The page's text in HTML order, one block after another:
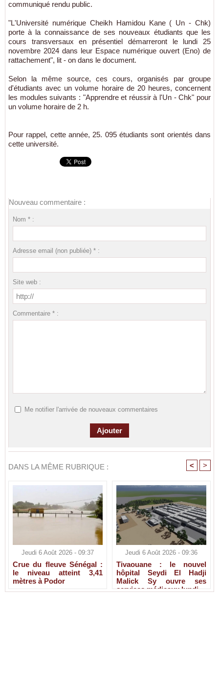
communiqué rendu public.
"L'Université numérique Cheikh Hamidou Kane ( Un - Chk)
porte à la connaissance de ses nouveaux étudiants que les
cours transversaux en présentiel démarreront le lundi 25
novembre 2024 dans leur Espace numérique ouvert (Eno) de
rattachement", lit - on dans le document.
Selon la même source, ces cours, organisés par groupe
d'étudiants avec un volume horaire de 20 heures, concernent
les modules suivants : "Apprendre et réussir à l'Un - Chk" pour
un volume horaire de 2 h.
Pour rappel, cette année, 25. 095 étudiants sont orientés dans
cette université.
Nouveau commentaire :
Nom * :
Adresse email (non publiée) * :
Site web :
Commentaire * :
Me notifier l'arrivée de nouveaux commentaires
DANS LA MÊME RUBRIQUE : < >
Jeudi 6 Août 2026 - 09:37
Crue du fleuve Sénégal :
le niveau atteint 3,41
mètres à Podor
Jeudi 6 Août 2026 - 09:36
Tivaouane : le nouvel
hôpital Seydi El Hadji
Malick Sy ouvre ses
services médicaux lundi